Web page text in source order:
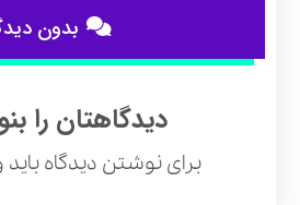
بدون
دیدگاهتان را
برای نوشتن دیدگاه باید